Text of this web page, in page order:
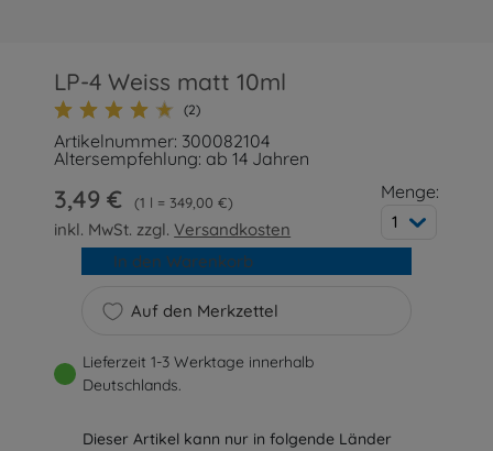
LP-4 Weiss matt 10ml
(2)
Artikelnummer: 300082104
Altersempfehlung: ab 14 Jahren
3,49 € 1 l = 349,00 €
inkl. MwSt. zzgl.Versandkosten
Menge:
1
Auf den Merkzettel
In den Warenkorb
Lieferzeit 1-3 Werktage innerhalb
Deutschlands.
Dieser Artikel kann nur in folgende Länder